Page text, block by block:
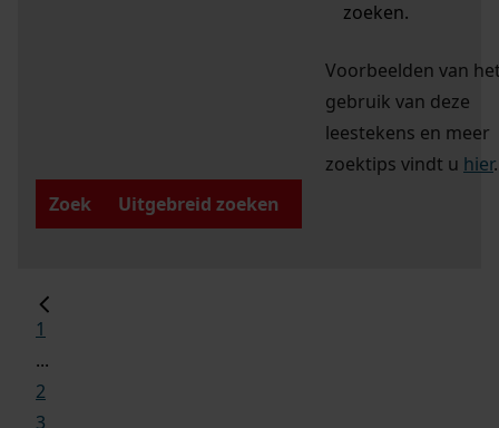
zoeken.
Voorbeelden van
gebruik van deze
leestekens en meer
zoektips vindt u hier.
Zoek
Uitgebreid zoeken
1
...
2
3